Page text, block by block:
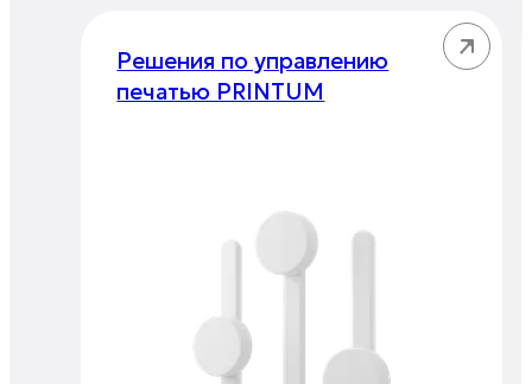
Решения по управлению
печатью PRINTUM